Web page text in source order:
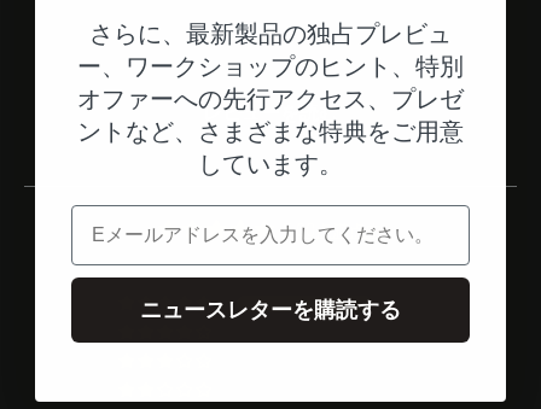
お客様の評価
レビューを読む
5.00点満点中
3
さらに、最新製品の独占プレビュ
ー、ワークショップのヒント、特別
オファーへの先行アクセス、プレゼ
ントなど、さまざまな特典をご用意
しています。
電子メール
ニュースレターを購読する